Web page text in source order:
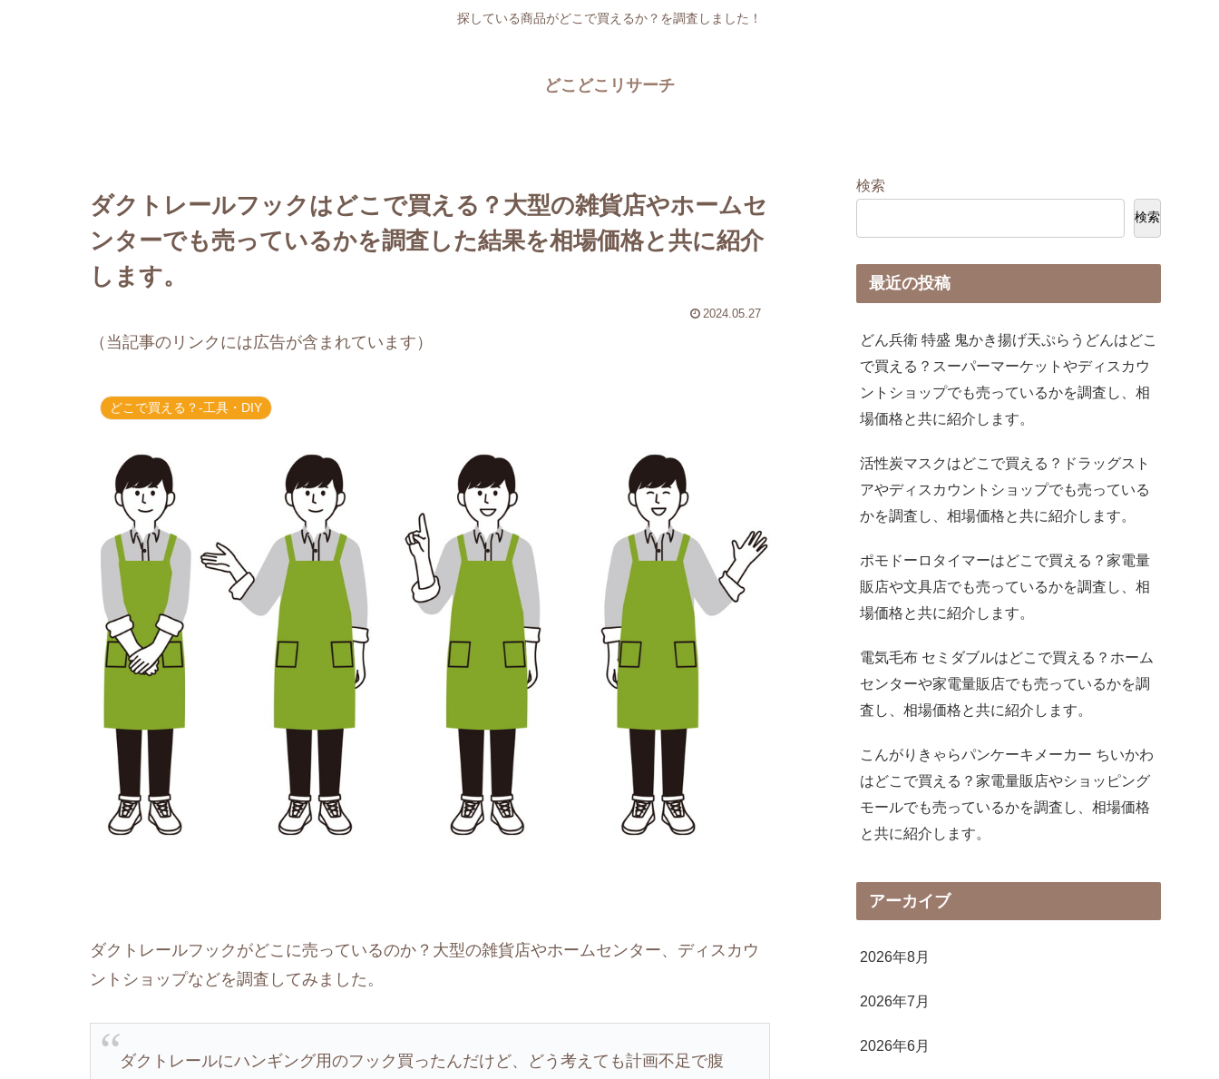
探している商品がどこで買えるか？を調査しました！
どこどこリサーチ
ダクトレールフックはどこで買える？大型の雑貨店やホームセ
ンターでも売っているかを調査した結果を相場価格と共に紹介
します。
2024.05.27
（当記事のリンクには広告が含まれています）
どこで買える？-工具・DIY
ダクトレールフックがどこに売っているのか？大型の雑貨店やホームセンター、ディスカウ
ントショップなどを調査してみました。
ダクトレールにハンギング用のフック買ったんだけど、どう考えても計画不足で腹
検索
検索
最近の投稿
どん兵衛 特盛 鬼かき揚げ天ぷらうどんはどこ
で買える？スーパーマーケットやディスカウ
ントショップでも売っているかを調査し、相
場価格と共に紹介します。
活性炭マスクはどこで買える？ドラッグスト
アやディスカウントショップでも売っている
かを調査し、相場価格と共に紹介します。
ポモドーロタイマーはどこで買える？家電量
販店や文具店でも売っているかを調査し、相
場価格と共に紹介します。
電気毛布 セミダブルはどこで買える？ホーム
センターや家電量販店でも売っているかを調
査し、相場価格と共に紹介します。
こんがりきゃらパンケーキメーカー ちいかわ
はどこで買える？家電量販店やショッピング
モールでも売っているかを調査し、相場価格
と共に紹介します。
アーカイブ
2026年8月
2026年7月
2026年6月